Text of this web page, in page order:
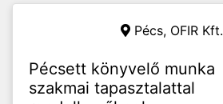
Pécs, OFIR Kft.
Pécsett könyvelő munka
szakmai tapasztalattal